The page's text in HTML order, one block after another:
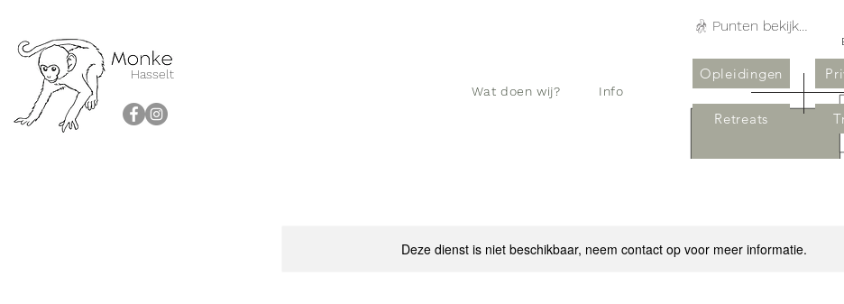
Hasselt
Wat doen wij?
Info
Opleidingen
Retreats
Punten bekijken
Deze dienst is niet beschikbaar, neem contact op voor meer informatie.